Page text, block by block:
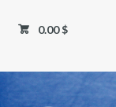
0.00 $